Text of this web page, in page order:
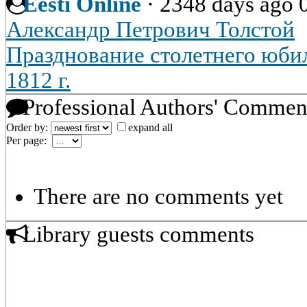
Александр Петрович Толстой
Празднование столетнего
1812 г.
Professional Authors'
Order by:
expand all
Per page:
There are no comments yet
Library guests comments